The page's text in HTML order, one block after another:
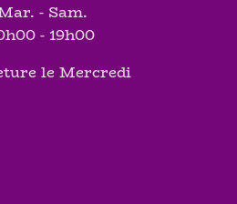
- Sam.
- 19h00
le Mercredi